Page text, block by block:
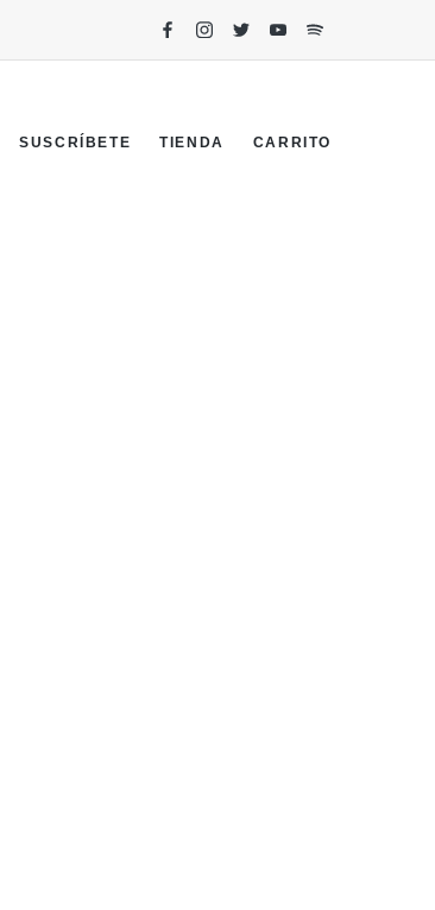
SUSCRÍBETE TIENDA CARRITO